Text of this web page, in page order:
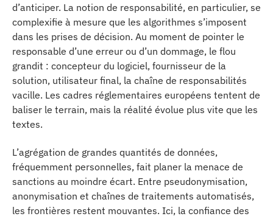
d’anticiper. La notion de responsabilité, en particulier, se
complexifie à mesure que les algorithmes s’imposent
dans les prises de décision. Au moment de pointer le
responsable d’une erreur ou d’un dommage, le flou
grandit : concepteur du logiciel, fournisseur de la
solution, utilisateur final, la chaîne de responsabilités
vacille. Les cadres réglementaires européens tentent de
baliser le terrain, mais la réalité évolue plus vite que les
textes.
L’agrégation de grandes quantités de données,
fréquemment personnelles, fait planer la menace de
sanctions au moindre écart. Entre pseudonymisation,
anonymisation et chaînes de traitements automatisés,
les frontières restent mouvantes. Ici, la confiance des